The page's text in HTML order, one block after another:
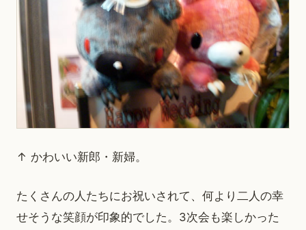
↑ かわいい新郎・新婦。
たくさんの人たちにお祝いされて、何より二人の幸
せそうな笑顔が印象的でした。3次会も楽しかった